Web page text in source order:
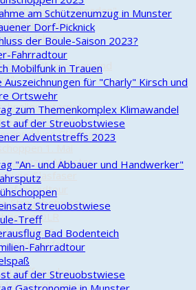
unsere Palisaden"
"50 Jahre
"Menschen und
Internet
Saubere Stadt
Glasfaser
Munster
Glasfaser
Streuobstwiese
DLR
Kaffeeanbau
kümmt inkognito
am Schützenumzug in Munster
Dorf-Picknick
der Boule-Saison 2023?
Fahrradtour
Mobilfunk in Trauen
Auszeichnungen für "Charly" Kirsch und
Ortswehr
zum Themenkomplex Klimawandel
auf der Streuobstwiese
Adventstreffs 2023
"An- und Abbauer und Handwerker"
Streuobstwiese
Treff
Bad Bodenteich
Fahrradtour
auf der Streuobstwiese